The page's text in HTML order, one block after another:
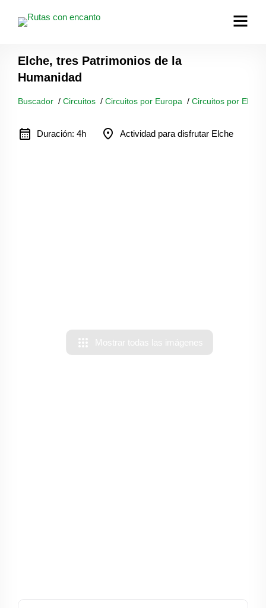
Elche, tres Patrimonios de la
Humanidad
Buscador / Circuitos / Circuitos por Europa / Circuitos por Elche
calendar_month Duración: 4h location_on Actividad para disfrutar Elche
apps Mostrar todas las imágenes